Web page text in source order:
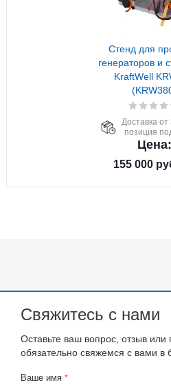
Стенд для
генераторов и
KraftWell
Доставка от
позиция
Цена:
155 000
Свяжитесь с нами
Оставьте ваш вопрос, отзыв
обязательно свяжемся с вами
Ваше имя *